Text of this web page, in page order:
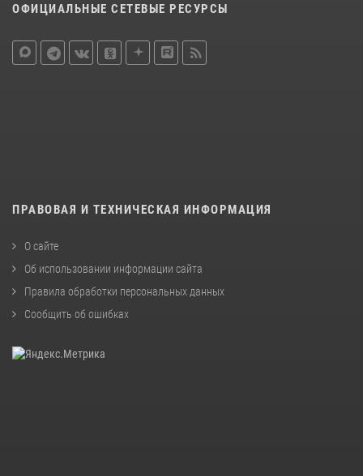
ОФИЦИАЛЬНЫЕ СЕТЕВЫЕ РЕСУРСЫ
ПРАВОВАЯ И ТЕХНИЧЕСКАЯ ИНФОРМАЦИЯ
О сайте
Об использовании информации сайта
Правила обработки персональных данных
Сообщить об ошибках